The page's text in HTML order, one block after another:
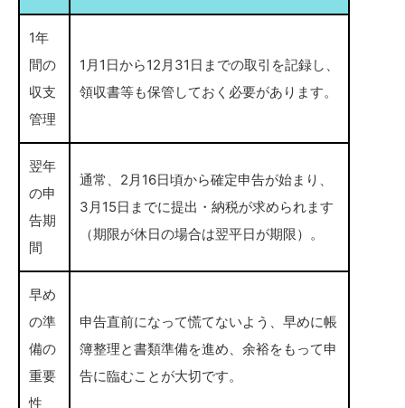
1年
間の
収支
管理
1月1日から12月31日までの取引を記録し、
領収書等も保管しておく必要があります。
翌年
の申
告期
間
通常、2月16日頃から確定申告が始まり、
3月15日までに提出・納税が求められます
（期限が休日の場合は翌平日が期限）。
早め
の準
備の
重要
性
申告直前になって慌てないよう、早めに帳
簿整理と書類準備を進め、余裕をもって申
告に臨むことが大切です。